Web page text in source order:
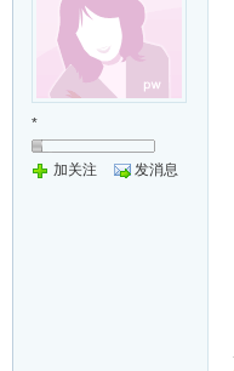
*
加关注 发消息